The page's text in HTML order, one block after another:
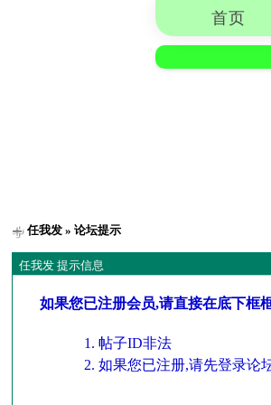
首页
任我发 » 论坛提示
任我发 提示信息
如果您已注册会员,请直接在底下框
帖子ID非法
如果您已注册,请先登录论